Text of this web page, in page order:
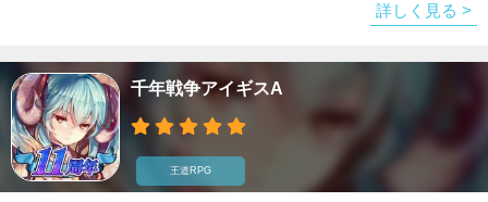
詳しく見る >
千年戦争アイギスA
王道RPG